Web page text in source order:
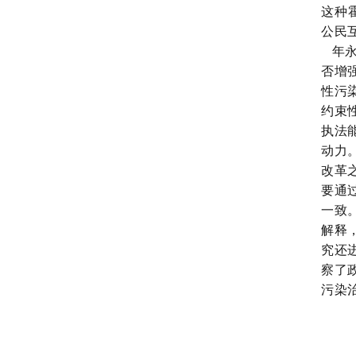
这种
公民
年
否增
性污
约束
执法
动力
改革
要通
一致
解释
究还
察了
污染